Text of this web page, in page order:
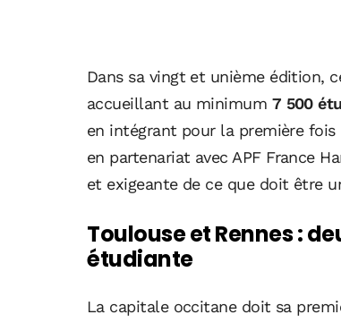
Dans sa vingt et unième édition,
accueillant au minimum 7 500
en intégrant pour la première fois
en partenariat avec APF France
et exigeante de ce que doit être
Toulouse et Rennes :
étudiante
La capitale occitane doit sa